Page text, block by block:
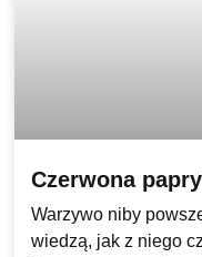
Czerwona
Warzywo niby
wiedzą, jak z niego